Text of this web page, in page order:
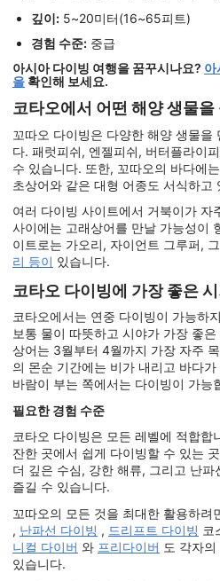
깊이: 5~20미터(16~65피트)
경험 수준: 중급
아시아 다이빙 여행을 꿈꾸시나요? 아
을 확인해 보세요.
코타오에서 어떤 해양 생물을
꼬따오 다이빙은 다양한 해양 생물을
다. 패럿피쉬, 엔젤피쉬, 버터플라이
수 있습니다. 또한, 꼬따오의 바다에
초상어와 같은 대형 어종도 서식하고
여러 다이빙 사이트에서 거북이가 자
사이에는 고래상어를 만날 가능성이
이트로는 가오리, 자이언트 그루퍼,
리 등이 있습니다.
코타오 다이빙에 가장 좋은
코타오에서는 연중 다이빙이 가능하
보통 물이 따뜻하고 시야가 가장 좋
상어는 3월부터 4월까지 가장 자주
의 몬순 기간에는 비가 내리고 바다
바람이 부는 쪽에서는 다이빙이 가능
필요한 경험 수준
코타오 다이빙은 모든 레벨에 적합
잔한 곳에서 쉽게 다이빙할 수 있는
더 깊은 수심, 강한 해류, 그리고 난
즐길 수 있습니다.
꼬따오의 모든 것을 최대한 활용하려
, 난파선 다이빙 , 드리프트 다이빙 코
니컬 다이버 와 프리다이버 도 각자
있습니다.